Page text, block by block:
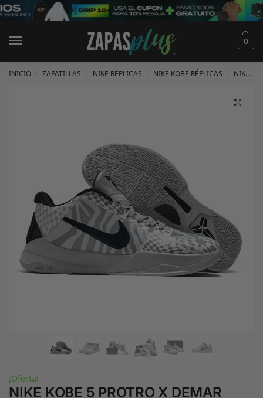
0
INICIO ZAPATILLAS NIKE RÉPLICAS NIKE KOBE RÉPLICAS NIKE KOBE 5 RÉPLICAS
¡Oferta!
NIKE KOBE 5 PROTRO X DEMAR